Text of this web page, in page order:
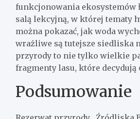
funkcjonowania ekosystemów
salą lekcyjną, w której tematy
można pokazać, jak woda
wrażliwe są tutejsze siedliska
przyrody to nie tylko wielkie
fragmenty lasu, które decydują
Podsumowanie